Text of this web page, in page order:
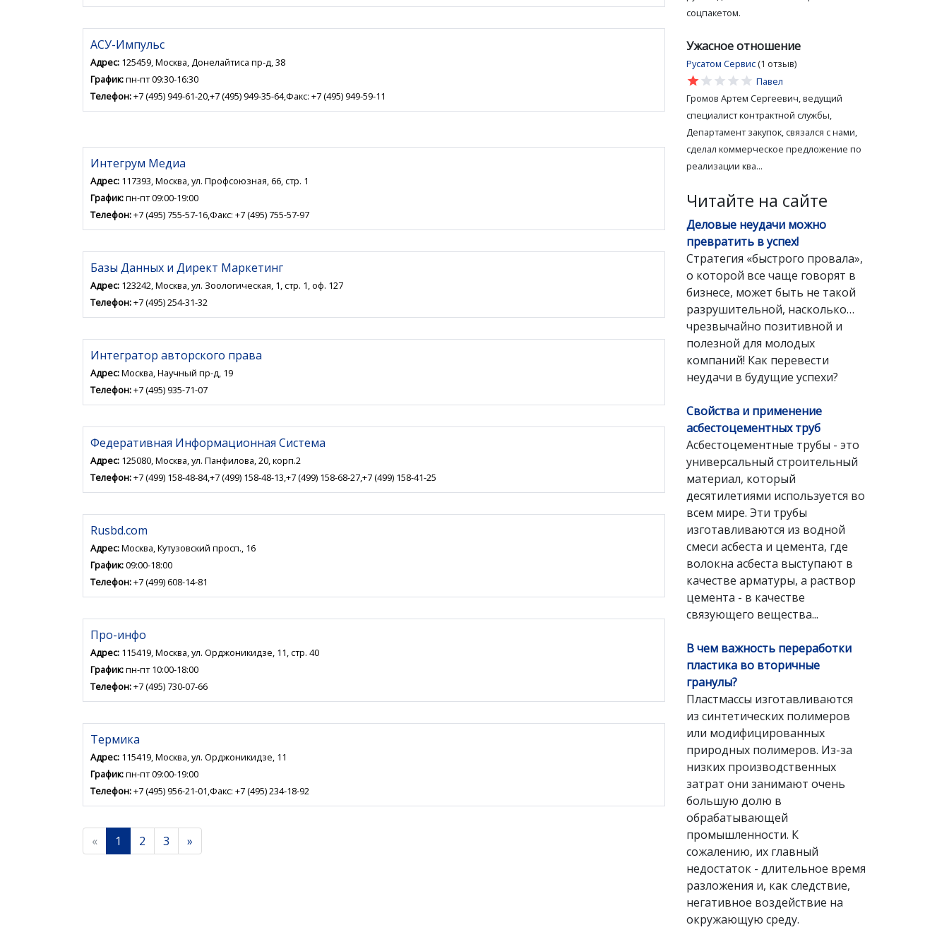
АСУ-Импульс
Адрес: 125459, Москва, Донелайтиса пр-д, 38
График:пн-пт 09:30-16:30
Телефон:+7 (495) 949-61-20,+7 (495) 949-35-64,Факс: +7 (495) 949-59-11
Интегрум Медиа
Адрес: 117393, Москва, ул. Профсоюзная, 66, стр. 1
График:пн-пт 09:00-19:00
Телефон:+7 (495) 755-57-16,Факс: +7 (495) 755-57-97
Базы Данных и Директ Маркетинг
Адрес: 123242, Москва, ул. Зоологическая, 1, стр. 1, оф. 127
Телефон:+7 (495) 254-31-32
Интегратор авторского права
Адрес:Москва, Научный пр-д, 19
Телефон:+7 (495) 935-71-07
Федеративная Информационная Система
Адрес: 125080, Москва, ул. Панфилова, 20, корп.2
Телефон:+7 (499) 158-48-84,+7 (499) 158-48-13,+7 (499) 158-68-27,+7 (499) 158-41-25
Rusbd.com
Адрес:Москва, Кутузовский просп., 16
График:09:00-18:00
Телефон:+7 (499) 608-14-81
Про-инфо
Адрес: 115419, Москва, ул. Орджоникидзе, 11, стр. 40
График:пн-пт 10:00-18:00
Телефон:+7 (495) 730-07-66
Термика
Адрес: 115419, Москва, ул. Орджоникидзе, 11
График:пн-пт 09:00-19:00
Телефон:+7 (495) 956-21-01,Факс: +7 (495) 234-18-92
« 1 2 3 »
соцпакетом.
Ужасное отношение
Русатом Сервис (1 отзыв)
star
star
star
star
star
Павел
Громов Артем Сергеевич, ведущий
специалист контрактной службы,
Департамент закупок, связался с нами,
сделал коммерческое предложение по
реализации ква...
Читайте на сайте
Деловые неудачи можно
превратить в успех!
Стратегия «быстрого провала»,
о которой все чаще говорят в
бизнесе, может быть не такой
разрушительной, насколько…
чрезвычайно позитивной и
полезной для молодых
компаний! Как перевести
неудачи в будущие успехи?
Свойства и применение
асбестоцементных труб
Асбестоцементные трубы - это
универсальный строительный
материал, который
десятилетиями используется во
всем мире. Эти трубы
изготавливаются из водной
смеси асбеста и цемента, где
волокна асбеста выступают в
качестве арматуры, а раствор
цемента - в качестве
связующего вещества...
В чем важность переработки
пластика во вторичные
гранулы?
Пластмассы изготавливаются
из синтетических полимеров
или модифицированных
природных полимеров. Из-за
низких производственных
затрат они занимают очень
большую долю в
обрабатывающей
промышленности. К
сожалению, их главный
недостаток - длительное время
разложения и, как следствие,
негативное воздействие на
окружающую среду.